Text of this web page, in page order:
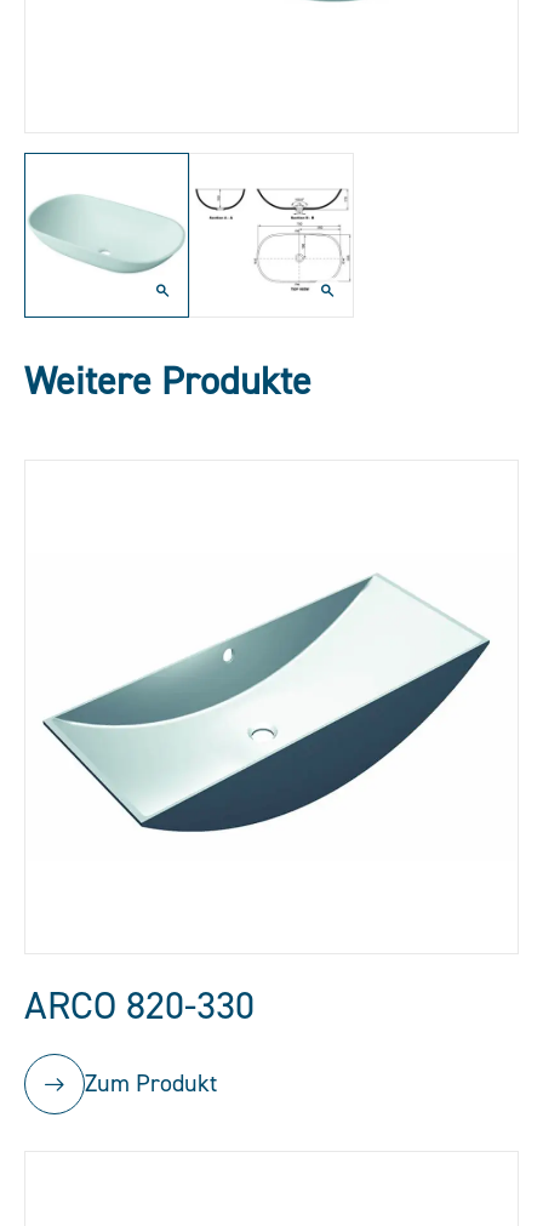
Weitere Produkte
ARCO 820-330
Zum Produkt